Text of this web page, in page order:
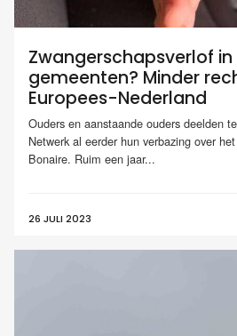
Zwangerschapsverlof
gemeenten? Minder
Europees-Nederland
Ouders en aanstaande ouders deelden
Netwerk al eerder hun verbazing over
Bonaire. Ruim een jaar...
26 JULI 2023